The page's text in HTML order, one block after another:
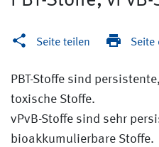
Seite teilen Seite
PBT-Stoffe sind
toxische Stoffe.
vPvB-Stoffe sind sehr
bioakkumulierbare Stoffe.